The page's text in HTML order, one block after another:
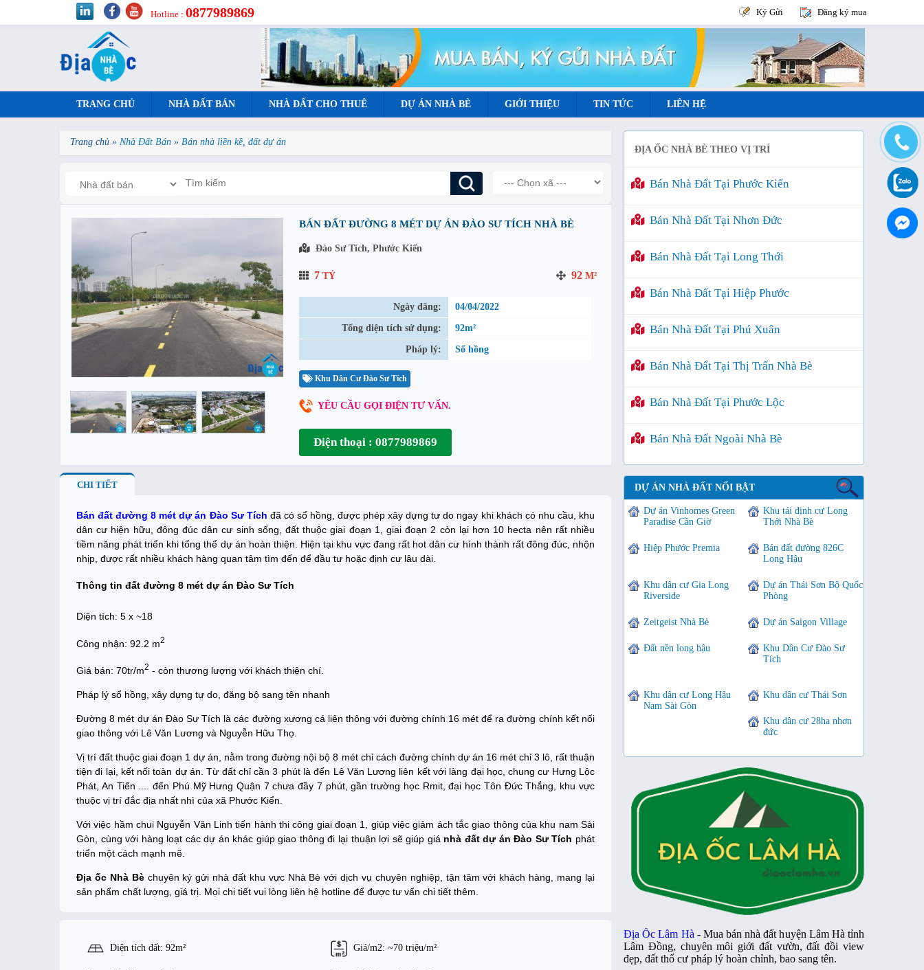
Hotline : 0877989869 Ký Gửi Đăng ký mua
TRANG CHỦ NHÀ ĐẤT BÁN NHÀ ĐẤT CHO THUÊ DỰ ÁN NHÀ BÈ GIỚI THIỆU TIN TỨC LIÊN HỆ
Trang chủ » Nhà Đất Bán » Bán nhà liền kề, đất dự án
BÁN ĐẤT ĐƯỜNG 8 MÉT DỰ ÁN ĐÀO SƯ TÍCH NHÀ BÈ
Đào Sư Tích, Phước Kiển
7TỶ 92M²
Ngày đăng: 04/04/2022
Tổng diện tích sử dụng: 92m²
Pháp lý: Sổ hồng
Khu Dân Cư Đào Sư Tích
YÊU CẦU GỌI ĐIỆN TƯ VẤN.
Điện thoại : 0877989869
CHI TIẾT
Bán đất đường 8 mét dự án Đào Sư Tích đã có sổ hồng, được phép xây dựng tư do ngay khi khách có nhu cầu, khu
dân cư hiện hữu, đông đúc dân cư sinh sống, đất thuộc giai đoạn 1, giai đoạn 2 còn lại hơn 10 hecta nên rất nhiều
tiềm năng phát triển khi tổng thể dự án hoàn thiện. Hiện tại khu vực đang rất hot dân cư hình thành rất đông đúc, nhộn
nhịp, được rất nhiều khách hàng quan tâm tìm đến để đầu tư hoặc định cư lâu dài.
Thông tin đất đường 8 mét dự án Đào Sư Tích
Diện tích: 5 x ~18
Công nhận: 92.2 m2
Giá bán: 70tr/m2 - còn thương lượng với khách thiện chí.
Pháp lý sổ hồng, xây dựng tự do, đăng bộ sang tên nhanh
Đường 8 mét dự án Đào Sư Tích là các đường xương cá liên thông với đường chính 16 mét để ra đường chính kết nối
giao thông với Lê Văn Lương và Nguyễn Hữu Thọ.
Vị trí đất thuộc giai đoạn 1 dự án, nằm trong đường nội bộ 8 mét chỉ cách đường chính dự án 16 mét chỉ 3 lô, rất thuận
tiện đi lại, kết nối toàn dự án. Từ đất chỉ cần 3 phút là đến Lê Văn Lương liên kết với làng đại học, chung cư Hưng Lộc
Phát, An Tiến .... đến Phú Mỹ Hưng Quận 7 chưa đầy 7 phút, gần trường học Rmit, đại học Tôn Đức Thắng, khu vực
thuộc vị trí đắc địa nhất nhì của xã Phước Kiển.
Với việc hầm chui Nguyễn Văn Linh tiến hành thi công giai đoạn 1, giúp việc giảm ách tắc giao thông của khu nam Sài
Gòn, cùng với hàng loạt các dự án khác giúp giao thông đi lại thuận lợi sẽ giúp giá nhà đất dự án Đào Sư Tích phát
triển một cách mạnh mẽ.
Địa ốc Nhà Bèchuyên ký gửi nhà đất khu vực Nhà Bè với dịch vụ chuyên nghiệp, tận tâm với khách hàng, mang lại
sản phẩm chất lượng, giá trị. Mọi chi tiết vui lòng liên hệ hotline để được tư vấn chi tiết thêm.
Diện tích đất: 92m² Giá/m2: ~70 triệu/m²
ĐỊA ỐC NHÀ BÈ THEO VỊ TRÍ
Bán Nhà Đất Tại Phước Kiển
Bán Nhà Đất Tại Nhơn Đức
Bán Nhà Đất Tại Long Thới
Bán Nhà Đất Tại Hiệp Phước
Bán Nhà Đất Tại Phú Xuân
Bán Nhà Đất Tại Thị Trấn Nhà Bè
Bán Nhà Đất Tại Phước Lộc
Bán Nhà Đất Ngoài Nhà Bè
DỰ ÁN NHÀ ĐẤT NỔI BẬT
Dự án Vinhomes Green
Paradise Cần Giờ
Khu tái định cư Long
Thới Nhà Bè
Hiệp Phước Premia
Bán đất đường 826C
Long Hậu
Khu dân cư Gia Long
Riverside
Dự án Thái Sơn Bộ Quốc
Phòng
Zeitgeist Nhà Bè Dự án Saigon Village
Đất nền long hậu
Khu Dân Cư Đào Sư
Tích
Khu dân cư Long Hậu
Nam Sài Gòn
Khu dân cư Thái Sơn
Khu dân cư 28ha nhơn
đức
Địa Ốc Lâm Hà - Mua bán nhà đất huyện Lâm Hà tỉnh
Lâm Đồng, chuyên môi giới đất vườn, đất đồi view
đẹp, đất thổ cư pháp lý hoàn chỉnh, bao sang tên.